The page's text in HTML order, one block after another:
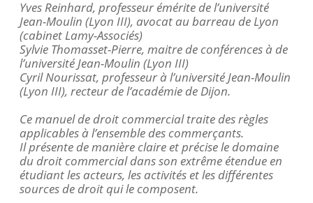
Yves Reinhard, professeur émérite de l’université
Jean-Moulin (Lyon III), avocat au barreau de Lyon
(cabinet Lamy-Associés)
Sylvie Thomasset-Pierre, maitre de conférences à de
l’université Jean-Moulin (Lyon III)
CyrilNourissat, professeur à l’université Jean-Moulin
(Lyon III), recteur de l’académie de Dijon.
Ce manuel de droit commercial traite des règles
applicables à l’ensemble des commerçants.
Il présente de manière claire et précise le domaine
du droit commercial dans son extrême étendue en
étudiant les acteurs, les activités et les différentes
sources de droit qui le composent.